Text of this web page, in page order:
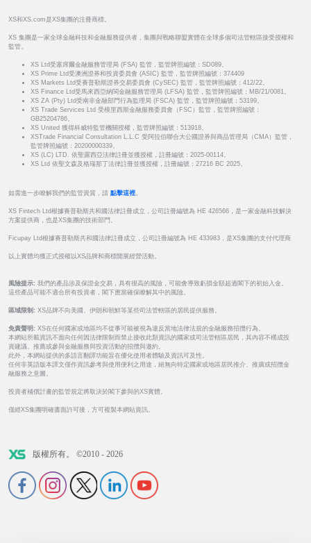
XS和XS.com是XS集團的注冊商標。
XS 集團是一家全球金融科技和金融服務提供者，集團與戰略聯盟實體在全球多個司法管轄區接受授權和
監管。
XS Ltd受塞席爾金融服務管理局 (FSA) 監管，監管牌照編號：SD089。
XS Prime Ltd受澳洲證券和投資委員會 (ASIC) 監管，監管牌照編號：374409
XS Markets Ltd受賽普勒斯證券交易委員會 (CySEC) 監管，監管牌照編號：412/22。
XS Finance Ltd受馬來西亞納閩金融服務管理局 (LFSA) 監管，監管牌照編號：MB/21/0081。
XS ZA (Pty) Ltd受南非金融部門行為監理局 (FSCA) 監管，監管牌照編號：53199。
XS Trade Services Ltd 受模里西斯金融服務委員會（FSC）監管，監管牌照編號：
GB25204786。
XS United 獲得科威特監管機關授權，監管牌照編號：513918。
XSTrade Financial Consultation L.L.C 受阿拉伯聯合大公國證券與商品管理局（CMA）監管，
監管牌照編號：20200000339。
XS (LC) LTD. 依聖露西亞法律註冊並獲授權，註冊編號：2025-00114。
XS Ltd 依聖文森及格瑞那丁法律註冊並獲授權，註冊編號：27216 BC 2025。
如需進一步瞭解我們的監管資質，請 點擊這裡。
XS Fintech Ltd根據賽普勒斯共和國法律註冊成立，公司註冊編號為 HE 426566，是一家金融科技解決
方案提供商，也是XS集團的技術部門。
Ficupay Ltd根據賽普勒斯共和國法律註冊成立，公司註冊編號為 HE 433983，是XS集團的支付代理商
以上實體均獲正式授權以XS品牌和商標開展經營活動。
風險提示: 我們的產品涉及保證金交易，具有很高的風險，可能會導致虧損金額超過閣下的初始入金。
這些產品可能不適合所有投資者，閣下應當確保瞭解其中的風險。
區域限制: XS品牌不向美國、伊朗和朝鮮等某些司法管轄區的居民提供服務。
免責聲明: XS在任何國家或地區均不從事可能被視為違反當地法律法規的金融服務招攬行為。
本網站所載資訊不面向任何因法律限制而禁止接收此類資訊的國家或司法管轄區居民，其內容不構成投
資建議、推薦或參與金融服務與投資活動的招攬與邀約。
此外，本網站提供的多語言翻譯功能旨在優化使用者體驗及資訊可及性。
任何非英語版本譯文僅作資訊參考與使用便利之用途，絕無向特定國家或地區居民推介、推廣或招攬金
融服務之意圖。
投資者補償計畫的監管規定將取決於閣下參與的XS實體。
僅經XS集團明確書面許可後，方可複製本網站資訊。
版權所有。 ©2010 - 2026